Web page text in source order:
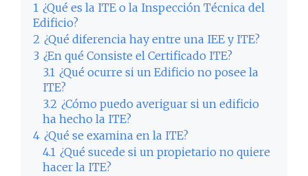
1 ¿Qué es la ITE o la Inspección Técnica del
Edificio?
2 ¿Qué diferencia hay entre una IEE y ITE?
3 ¿En qué Consiste el Certificado ITE?
3.1 ¿Qué ocurre si un Edificio no posee la
ITE?
3.2 ¿Cómo puedo averiguar si un edificio
ha hecho la ITE?
4 ¿Qué se examina en la ITE?
4.1 ¿Qué sucede si un propietario no quiere
hacer la ITE?